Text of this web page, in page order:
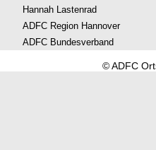
Hannah Lastenrad
ADFC Region Hannover
ADFC Bundesverband
© ADFC